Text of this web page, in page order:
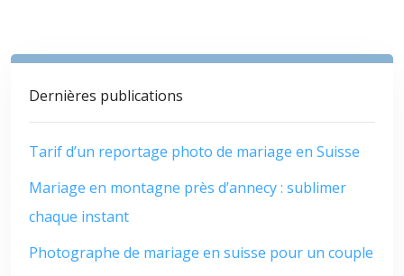
Dernières publications
Tarif d’un reportage photo de mariage en Suisse
Mariage en montagne près d’annecy : sublimer
chaque instant
Photographe de mariage en suisse pour un couple